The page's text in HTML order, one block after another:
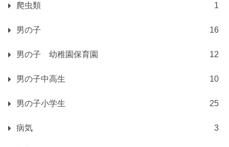
爬虫類 1
男の子 16
男の子 幼稚園保育園 12
男の子中高生 10
男の子小学生 25
病気 3